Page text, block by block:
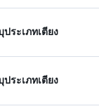
ระเภทเตียง
ระเภทเตียง